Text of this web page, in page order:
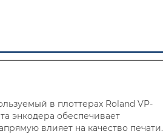
в плоттерах Roland VP-
энкодера обеспечивает
влияет на качество печати.